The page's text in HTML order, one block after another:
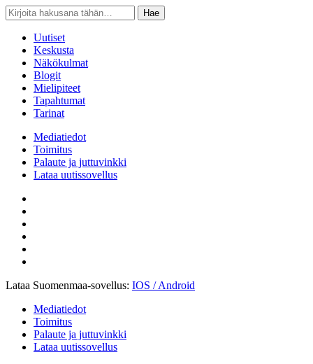
Open
Navbar
Close
Navbar
Hae Hae
Uutiset
Keskusta
Näkökulmat
Blogit
Mielipiteet
Tapahtumat
Tarinat
Mediatiedot
Toimitus
Palaute ja juttuvinkki
Lataa uutissovellus
Lataa Suomenmaa-sovellus: IOS / Android
Mediatiedot
Toimitus
Palaute ja juttuvinkki
Lataa uutissovellus